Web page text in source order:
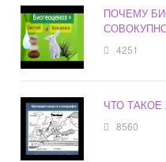
ПОЧЕМУ
4251
ЧТО
8560